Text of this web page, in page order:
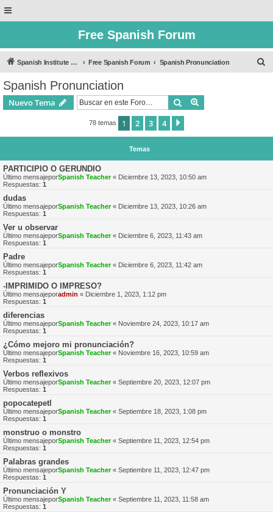
Free Spanish Forum
Spanish Institute of Puebla Free Spanish Forum Spanish Pronunciation
Spanish Pronunciation
Nuevo Tema Buscar
78 temas 1 2 3 4
Temas
PARTICIPIO O GERUNDIO
Último mensajeporSpanish Teacher« Diciembre 13, 2023, 10:50 am
Respuestas: 1
dudas
Último mensajeporSpanish Teacher« Diciembre 13, 2023, 10:26 am
Respuestas: 1
Ver u observar
Último mensajeporSpanish Teacher« Diciembre 6, 2023, 11:43 am
Respuestas: 1
Padre
Último mensajeporSpanish Teacher« Diciembre 6, 2023, 11:42 am
Respuestas: 1
-IMPRIMIDO O IMPRESO?
Último mensajeporadmin « Diciembre 1, 2023, 1:12 pm
Respuestas: 1
diferencias
Último mensajeporSpanish Teacher« Noviembre 24, 2023, 10:17 am
Respuestas: 1
¿Cómo mejoro mi pronunciación?
Último mensajeporSpanish Teacher« Noviembre 16, 2023, 10:59 am
Respuestas: 1
Verbos reflexivos
Último mensajeporSpanish Teacher« Septiembre 20, 2023, 12:07 pm
Respuestas: 1
popocatepetl
Último mensajeporSpanish Teacher« Septiembre 18, 2023, 1:08 pm
Respuestas: 1
monstruo o monstro
Último mensajeporSpanish Teacher« Septiembre 11, 2023, 12:54 pm
Respuestas: 1
Palabras grandes
Último mensajeporSpanish Teacher« Septiembre 11, 2023, 12:47 pm
Respuestas: 1
Pronunciación Y
Último mensajeporSpanish Teacher« Septiembre 11, 2023, 11:58 am
Respuestas: 1